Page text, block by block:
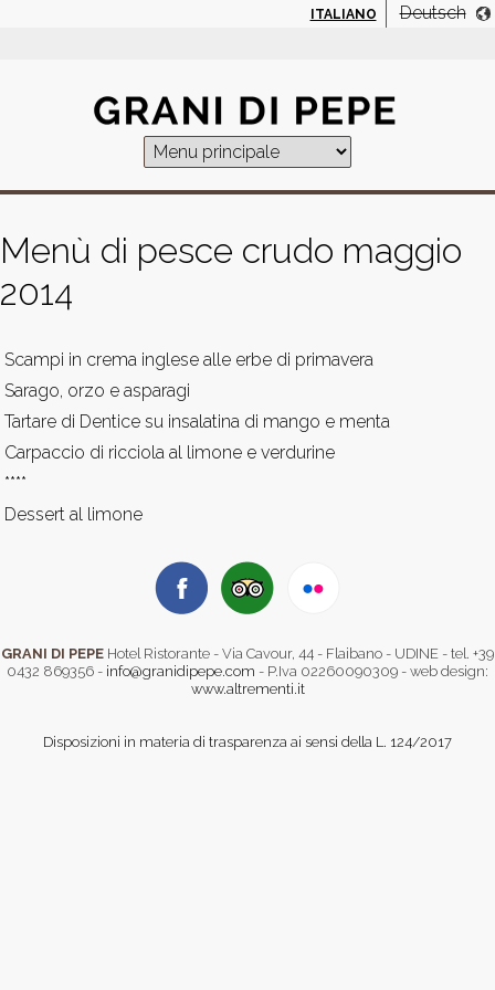
Jump to navigationITALIANO Deutsch
Menù di pesce crudo maggio
2014
Scampi in crema inglese alle erbe di primavera
Sarago, orzo e asparagi
Tartare di Dentice su insalatina di mango e menta
Carpaccio di ricciola al limone e verdurine
****
Dessert al limone
GRANI DI PEPE Hotel Ristorante - Via Cavour, 44 - Flaibano - UDINE - tel. +39
0432 869356 - info@granidipepe.com - P.Iva 02260090309 - web design:
www.altrementi.it
Disposizioni in materia di trasparenza ai sensi della L. 124/2017